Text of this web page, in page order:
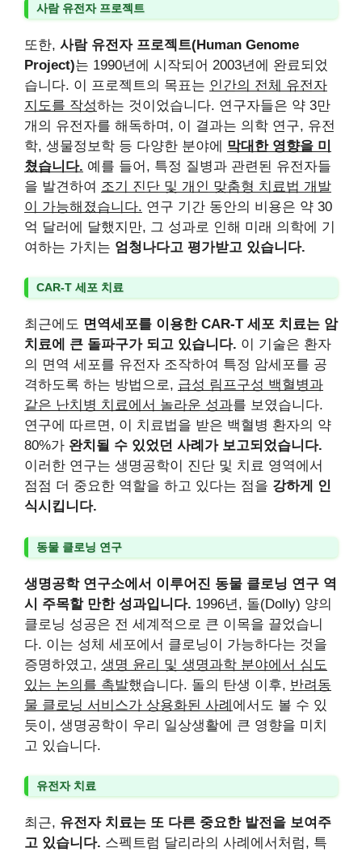
사람 유전자 프로젝트
또한, 사람 유전자 프로젝트(Human Genome
Project)는 1990년에 시작되어 2003년에 완료되었
습니다. 이 프로젝트의 목표는 인간의 전체 유전자
지도를 작성하는 것이었습니다. 연구자들은 약 3만
개의 유전자를 해독하며, 이 결과는 의학 연구, 유전
학, 생물정보학 등 다양한 분야에 막대한 영향을 미
쳤습니다. 예를 들어, 특정 질병과 관련된 유전자들
을 발견하여 조기 진단 및 개인 맞춤형 치료법 개발
이 가능해졌습니다. 연구 기간 동안의 비용은 약 30
억 달러에 달했지만, 그 성과로 인해 미래 의학에 기
여하는 가치는 엄청나다고 평가받고 있습니다.
CAR-T 세포 치료
최근에도 면역세포를 이용한 CAR-T 세포 치료는 암
치료에 큰 돌파구가 되고 있습니다. 이 기술은 환자
의 면역 세포를 유전자 조작하여 특정 암세포를 공
격하도록 하는 방법으로, 급성 림프구성 백혈병과
같은 난치병 치료에서 놀라운 성과를 보였습니다.
연구에 따르면, 이 치료법을 받은 백혈병 환자의 약
80%가 완치될 수 있었던 사례가 보고되었습니다.
이러한 연구는 생명공학이 진단 및 치료 영역에서
점점 더 중요한 역할을 하고 있다는 점을 강하게 인
식시킵니다.
동물 클로닝 연구
생명공학 연구소에서 이루어진 동물 클로닝 연구 역
시 주목할 만한 성과입니다. 1996년, 돌(Dolly) 양의
클로닝 성공은 전 세계적으로 큰 이목을 끌었습니
다. 이는 성체 세포에서 클로닝이 가능하다는 것을
증명하였고, 생명 윤리 및 생명과학 분야에서 심도
있는 논의를 촉발했습니다. 돌의 탄생 이후, 반려동
물 클로닝 서비스가 상용화된 사례 에서도 볼 수 있
듯이, 생명공학이 우리 일상생활에 큰 영향을 미치
고 있습니다.
유전자 치료
최근, 유전자 치료는 또 다른 중요한 발전을 보여주
고 있습니다. 스펙트럼 달리라의 사례에서처럼, 특